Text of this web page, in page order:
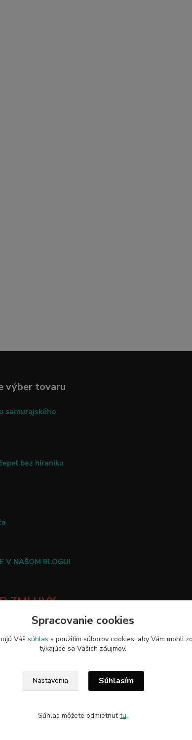
výber tovaru
samurajského
bez hiraniku
V NAŠOM BLOGU!
ZMLUVY
Upravit sběr cookies.
Spracovanie cookies
Váš súhlas s použitím súborov cookies, aby Vám mohli
týkajúce sa Vašich záujmov.
Nastavenia Súhlasím
Súhlas môžete odmietnuť tu.